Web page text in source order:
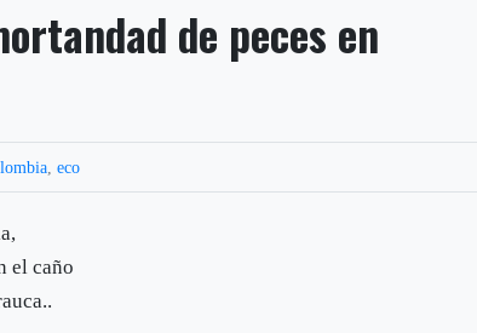
de peces en
,eco
el caño